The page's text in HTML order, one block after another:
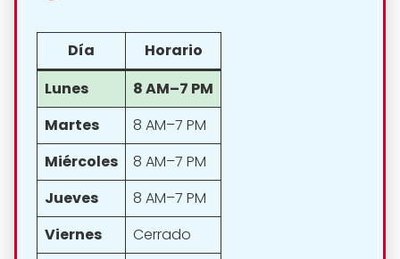
Día
Horario
Lunes
8 AM–7 PM
Martes
8 AM–7 PM
Miércoles
8 AM–7 PM
Jueves
8 AM–7 PM
Viernes
Cerrado